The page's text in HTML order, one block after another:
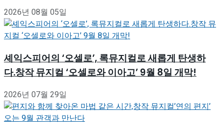
2026년 08월 05일
셰익스피어의 ‘오셀로’, 록뮤지컬로 새롭게 탄생하
다.창작 뮤지컬 ‘오셀로와 이아고’ 9월 8일 개막!
2026년 07월 29일